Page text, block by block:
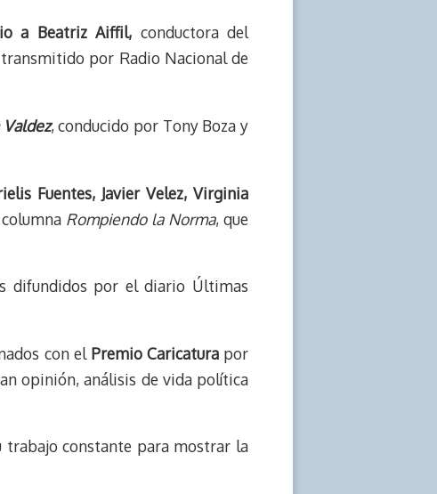
a Beatriz Aiffil, conductora del
por Radio Nacional de
Valdez, conducido por Tony Boza y
Fuentes, Javier Velez, Virginia
Rompiendo la Norma, que
difundidos por el diario Últimas
con el Premio Caricaturapor
opinión, análisis de vida política
constante para mostrar la